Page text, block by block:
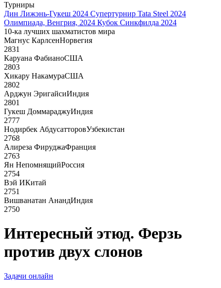
Турниры
Дин Лижэнь-Гукеш 2024 Супертурнир Tata Steel 2024
Олимпиада, Венгрия, 2024 Кубок Синкфилда 2024
10-ка лучших шахматистов мира
Магнус КарлсенНорвегия
2831
Каруана ФабианоСША
2803
Хикару НакамураСША
2802
Арджун ЭригайсиИндия
2801
Гукеш ДоммараджуИндия
2777
Нодирбек АбдусатторовУзбекистан
2768
Алиреза ФируджаФранция
2763
Ян НепомнящийРоссия
2754
Вэй ИКитай
2751
Вишванатан АнандИндия
2750
Интересный этюд. Ферзь
против двух слонов
Задачи онлайн